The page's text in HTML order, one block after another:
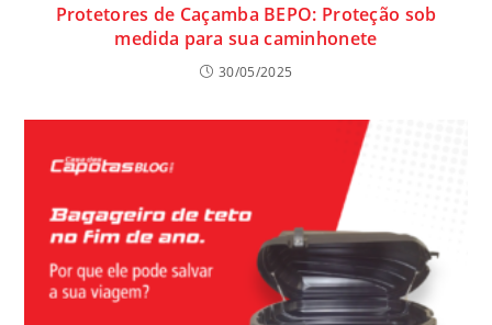
Protetores de Caçamba BEPO: Proteção sob
medida para sua caminhonete
30/05/2025